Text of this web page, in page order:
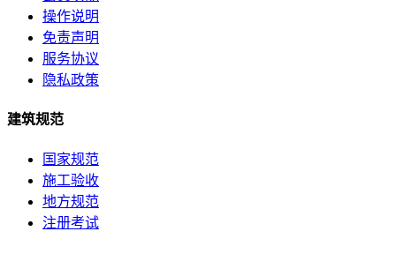
操作说明
免责声明
服务协议
隐私政策
建筑规范
国家规范
施工验收
地方规范
注册考试